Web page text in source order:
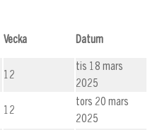
Vecka Datum
12
tis 18 mars
2025
12
tors 20 mars
2025